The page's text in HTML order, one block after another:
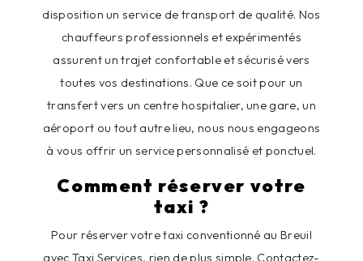
disposition un service de transport de qualité. Nos
chauffeurs professionnels et expérimentés
assurent un trajet confortable et sécurisé vers
toutes vos destinations. Que ce soit pour un
transfert vers un centre hospitalier, une gare, un
aéroport ou tout autre lieu, nous nous engageons
à vous offrir un service personnalisé et ponctuel.
Comment réserver votre
taxi ?
Pour réserver votre taxi conventionné au Breuil
avec Taxi Services, rien de plus simple. Contactez-